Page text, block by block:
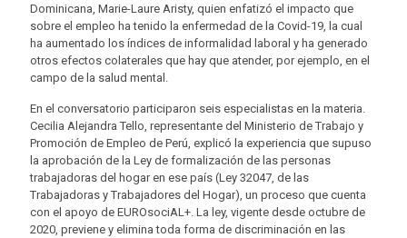
Dominicana, Marie-Laure Aristy, quien enfatizó el impacto que
sobre el empleo ha tenido la enfermedad de la Covid-19, la cual
ha aumentado los índices de informalidad laboral y ha generado
otros efectos colaterales que hay que atender, por ejemplo, en el
campo de la salud mental.
En el conversatorio participaron seis especialistas en la materia.
Cecilia Alejandra Tello, representante del Ministerio de Trabajo y
Promoción de Empleo de Perú, explicó la experiencia que supuso
la aprobación de la Ley de formalización de las personas
trabajadoras del hogar en ese país (Ley 32047, de las
Trabajadoras y Trabajadores del Hogar), un proceso que cuenta
con el apoyo de EUROsociAL+. La ley, vigente desde octubre de
2020, previene y elimina toda forma de discriminación en las